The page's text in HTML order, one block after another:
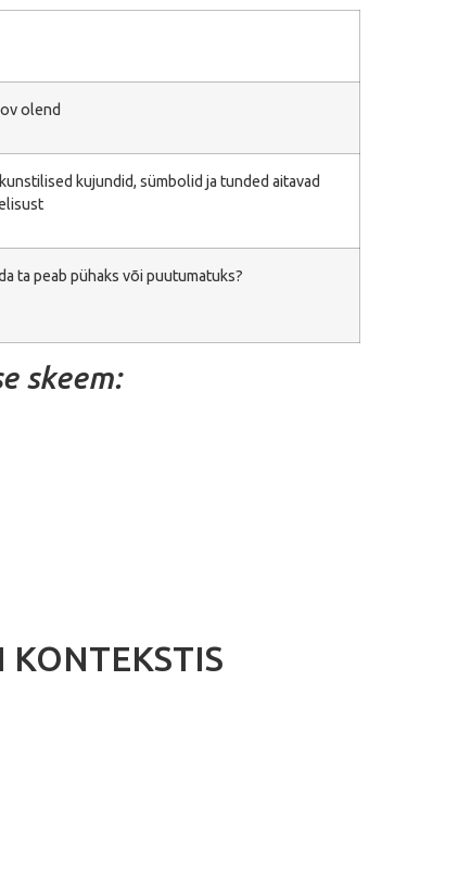
olend
kujundid, sümbolid ja tunded aitavad
ta peab pühaks või puutumatuks?
skeem:
KONTEKSTIS